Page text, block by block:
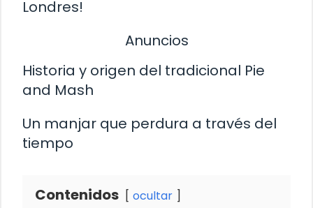
Londres!
Anuncios
Historia y origen del tradicional Pie
and Mash
Un manjar que perdura a través del
tiempo
Contenidos ocultar